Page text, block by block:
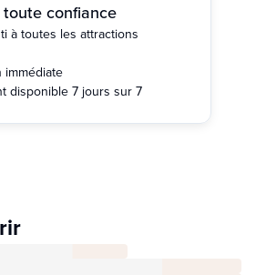
confiance
à toutes les attractions
immédiate
disponible 7 jours sur 7